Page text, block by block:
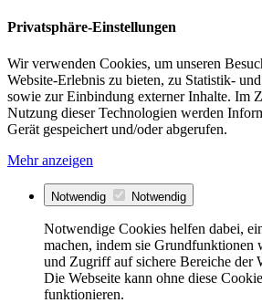
Privatsphäre-Einstellungen
Wir verwenden Cookies, um unseren
Website-Erlebnis zu bieten, zu Statistik-
sowie zur Einbindung externer Inhalte. Im
Nutzung dieser Technologien werden
Gerät gespeichert und/oder abgerufen.
Mehr anzeigen
Notwendig Notwendig
Notwendige Cookies helfen dabei,
machen, indem sie Grundfunktionen
und Zugriff auf sichere Bereiche der
Die Webseite kann ohne diese
funktionieren.